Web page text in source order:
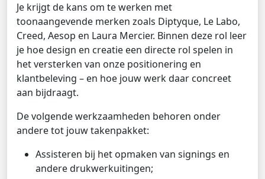
Je krijgt de kans om te werken met
toonaangevende merken zoals Diptyque, Le Labo,
Creed, Aesop en Laura Mercier. Binnen deze rol leer
je hoe design en creatie een directe rol spelen in
het versterken van onze positionering en
klantbeleving – en hoe jouw werk daar concreet
aan bijdraagt.
De volgende werkzaamheden behoren onder
andere tot jouw takenpakket:
Assisteren bij het opmaken van signings en
andere drukwerkuitingen;